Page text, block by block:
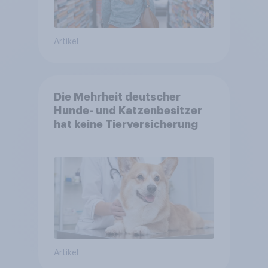
Artikel
Die Mehrheit deutscher
Hunde- und Katzenbesitzer
hat keine Tierversicherung
Artikel